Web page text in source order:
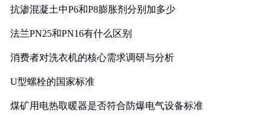
抗渗混凝土中P6和P8膨胀剂分别加多少
法兰PN25和PN16有什么区别
消费者对洗衣机的核心需求调研与分析
U型螺栓的国家标准
煤矿用电热取暖器是否符合防爆电气设备标准